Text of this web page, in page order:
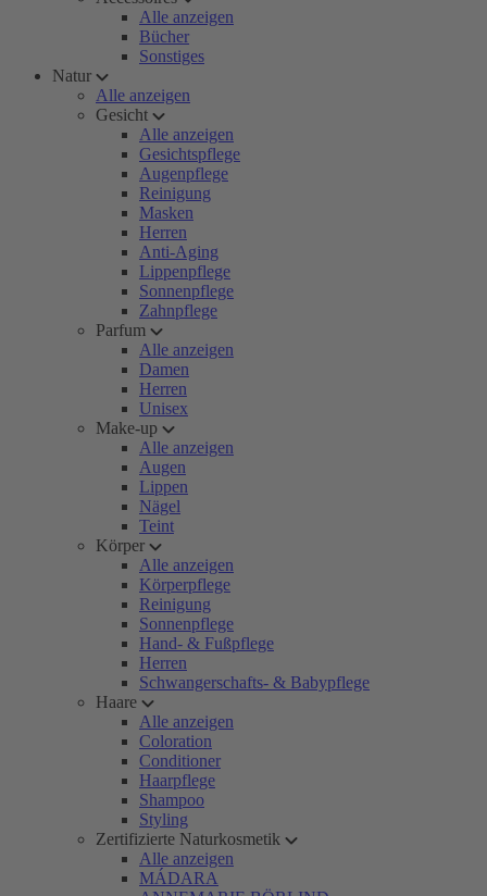
Alle anzeigen
Bücher
Sonstiges
Natur
Alle anzeigen
Gesicht
Alle anzeigen
Gesichtspflege
Augenpflege
Reinigung
Masken
Herren
Anti-Aging
Lippenpflege
Sonnenpflege
Zahnpflege
Parfum
Alle anzeigen
Damen
Herren
Unisex
Make-up
Alle anzeigen
Augen
Lippen
Nägel
Teint
Körper
Alle anzeigen
Körperpflege
Reinigung
Sonnenpflege
Hand- & Fußpflege
Herren
Schwangerschafts- & Babypflege
Haare
Alle anzeigen
Coloration
Conditioner
Haarpflege
Shampoo
Styling
Zertifizierte Naturkosmetik
Alle anzeigen
MÁDARA